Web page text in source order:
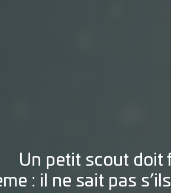
scout doit
: il ne sait pas